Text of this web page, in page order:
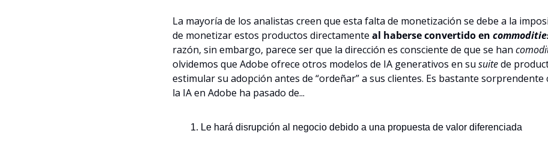
La mayoría de los analistas creen que esta falta de monetización se debe a la
de monetizar estos productos directamente al haberse convertido en
razón, sin embargo, parece ser que la dirección es consciente de que se han
olvidemos que Adobe ofrece otros modelos de IA generativos en su suite de
estimular su adopción antes de “ordeñar” a sus clientes. Es bastante sorprendente
la IA en Adobe ha pasado de...
Le hará disrupción al negocio debido a una propuesta de valor diferenciada